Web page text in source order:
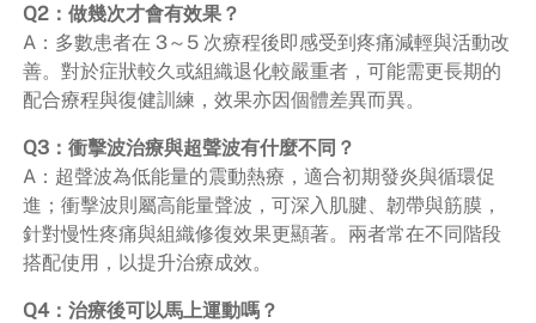
Q2：做幾次才會有效果？
A：多數患者在 3～5 次療程後即感受到疼痛減輕與活動改
善。對於症狀較久或組織退化較嚴重者，可能需更長期的
配合療程與復健訓練，效果亦因個體差異而異。
Q3：衝擊波治療與超聲波有什麼不同？
A：超聲波為低能量的震動熱療，適合初期發炎與循環促
進；衝擊波則屬高能量聲波，可深入肌腱、韌帶與筋膜，
針對慢性疼痛與組織修復效果更顯著。兩者常在不同階段
搭配使用，以提升治療成效。
Q4：治療後可以馬上運動嗎？